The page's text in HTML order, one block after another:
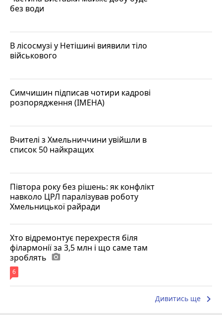
без води
В лісосмузі у Нетішині виявили тіло
військового
Симчишин підписав чотири кадрові
розпорядження (ІМЕНА)
Вчителі з Хмельниччини увійшли в
список 50 найкращих
Півтора року без рішень: як конфлікт
навколо ЦРЛ паралізував роботу
Хмельницької райради
Хто відремонтує перехрестя біля
філармонії за 3,5 млн і що саме там
зроблять photo_camera
6
Дивитись ще keyboard_arrow_right